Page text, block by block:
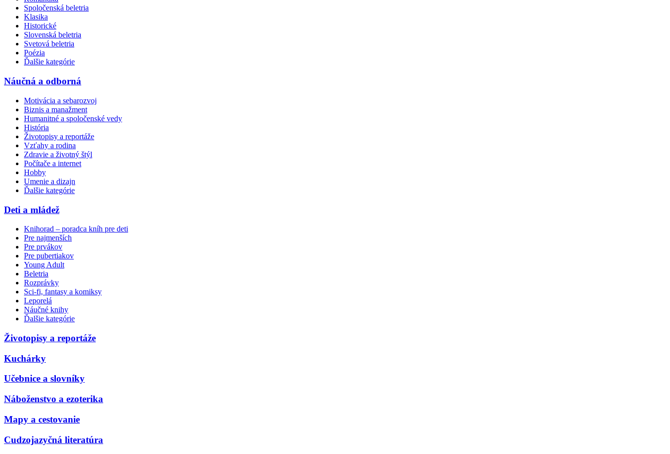
Spoločenská beletria
Klasika
Historické
Slovenská beletria
Svetová beletria
Poézia
Ďalšie kategórie
Náučná a odborná
Motivácia a sebarozvoj
Biznis a manažment
Humanitné a spoločenské vedy
História
Životopisy a reportáže
Vzťahy a rodina
Zdravie a životný štýl
Počítače a internet
Hobby
Umenie a dizajn
Ďalšie kategórie
Deti a mládež
Knihorad – poradca kníh pre deti
Pre najmenších
Pre prvákov
Pre pubertiakov
Young Adult
Beletria
Rozprávky
Sci-fi, fantasy a komiksy
Leporelá
Náučné knihy
Ďalšie kategórie
Životopisy a reportáže
Kuchárky
Učebnice a slovníky
Náboženstvo a ezoterika
Mapy a cestovanie
Cudzojazyčná literatúra